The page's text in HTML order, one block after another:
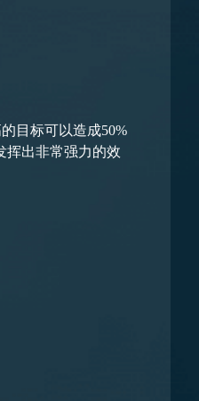
目标可以造成50%
挥出非常强力的效